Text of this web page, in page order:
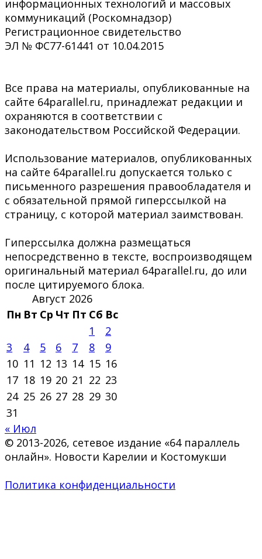
информационных технологий и массовых
коммуникаций (Роскомнадзор)
Регистрационное свидетельство
ЭЛ № ФС77-61441 от 10.04.2015
Все права на материалы, опубликованные на
сайте 64parallel.ru, принадлежат редакции и
охраняются в соответствии с
законодательством Российской Федерации.
Использование материалов, опубликованных
на сайте 64parallel.ru допускается только с
письменного разрешения правообладателя и
с обязательной прямой гиперссылкой на
страницу, с которой материал заимствован.
Гиперссылка должна размещаться
непосредственно в тексте, воспроизводящем
оригинальный материал 64parallel.ru, до или
после цитируемого блока.
Август 2026
Пн Вт Ср Чт Пт Сб Вс
1
2
3
4 5 6 7 8
9
10 11 12 13 14 15 16
17 18 19 20 21 22 23
24 25 26 27 28 29 30
31
« Июл
© 2013-2026, сетевое издание «64 параллель
онлайн». Новости Карелии и Костомукши
Политика конфиденциальности